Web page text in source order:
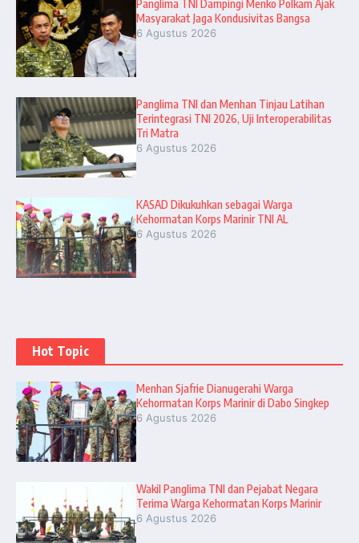
Panglima TNI Dampingi Menko Polkam Ajak
Masyarakat Jaga Kondusivitas Bangsa
6 Agustus 2026
Panglima TNI dan Menhan Tinjau Latihan
Terintegrasi TNI 2026, Uji Interoperabilitas
Tri Matra
6 Agustus 2026
KASAD Dikukuhkan sebagai Warga
Kehormatan Korps Marinir TNI AL
6 Agustus 2026
Hot Topic
Menhan Sjafrie Dianugerahi Warga
Kehormatan Korps Marinir di Dabo Singkep
6 Agustus 2026
Wakil Panglima TNI dan Pejabat Negara
Terima Warga Kehormatan Korps Marinir
6 Agustus 2026